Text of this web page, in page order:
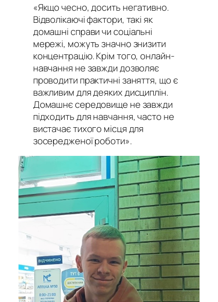
«Якщо чесно, досить негативно.
Відволікаючі фактори, такі як
домашні справи чи соціальні
мережі, можуть значно знизити
концентрацію. Крім того, онлайн-
навчання не завжди дозволяє
проводити практичні заняття, що є
важливим для деяких дисциплін.
Домашнє середовище не завжди
підходить для навчання, часто не
вистачає тихого місця для
зосередженої роботи».